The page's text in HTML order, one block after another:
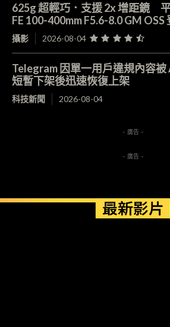
625g 超輕巧．支援 2x 增距鏡
FE 100-400mm F5.6-8.0 GM OSS
攝影 2026-08-04
Telegram 因單一用戶違規內容
短暫下架後迅速恢復上架
科技新聞 2026-08-04
- 廣告 -
- 廣告 -
最新影片